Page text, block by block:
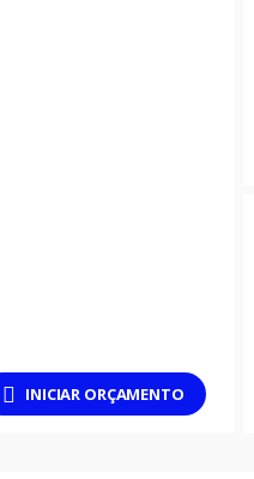
INICIAR ORÇAMENTO